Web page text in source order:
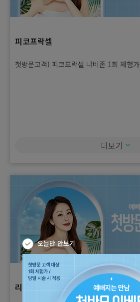
피코프락셀
첫방문고객) 피코프락셀 나비존 1회 체험가
더보기
리쥬란
오늘만 안보기